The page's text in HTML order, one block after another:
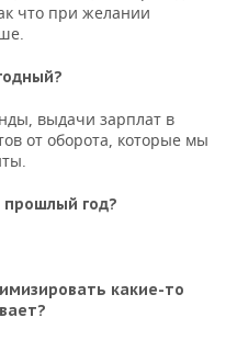
что при желании
выдачи зарплат в
от оборота, которые мы
год?
какие-то